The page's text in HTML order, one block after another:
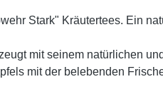
Stark" Kräutertees. Ein
mit seinem natürlichen
mit der belebenden